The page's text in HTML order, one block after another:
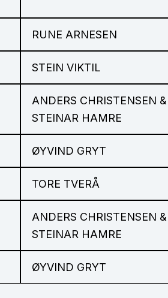
RUNE ARNESEN
STEIN VIKTIL
ANDERS CHRISTENSEN &
STEINAR HAMRE
ØYVIND GRYT
TORE TVERÅ
ANDERS CHRISTENSEN &
STEINAR HAMRE
ØYVIND GRYT